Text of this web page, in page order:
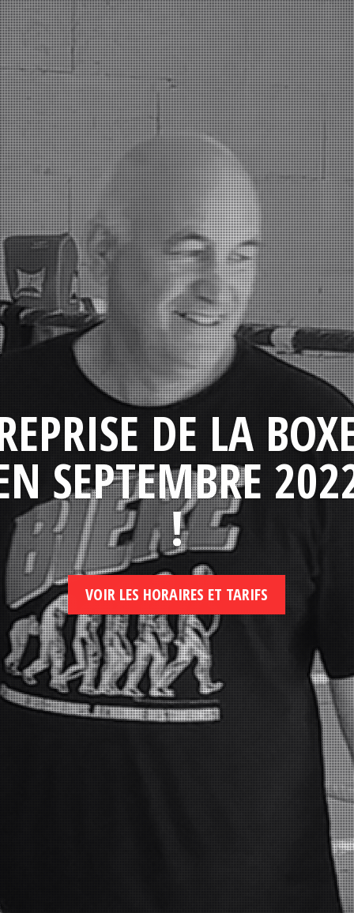
DE LA
SEPTEMBRE
!
VOIR LES HORAIRES ET TARIFS